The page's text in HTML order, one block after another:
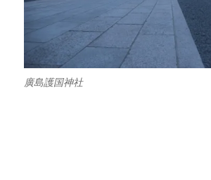
廣島護国神社